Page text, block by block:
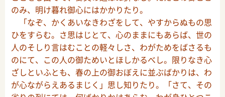
のみ、明け暮れ御心にはかかりたり。
「なぞ、かくあいなきわざをして、やすからぬもの思
ひをすらむ。さ思はじとて、心のままにもあらば、世の
人のそしり言はむことの軽々しさ、わがためをばさるも
のにて、この人の御ためいとほしかるべし。限りなき心
ざしといふとも、春の上の御おぼえに並ぶばかりは、わ
が心ながらえあるまじく」思し知りたり。「さて、その